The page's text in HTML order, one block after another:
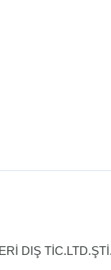
DIŞ TİC.LTD.ŞTİ.